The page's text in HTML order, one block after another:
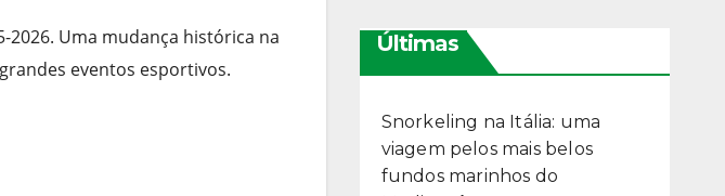
2026. Uma mudança histórica na
eventos esportivos.
Últimas
Snorkeling na Itália: uma
viagem pelos mais belos
fundos marinhos do